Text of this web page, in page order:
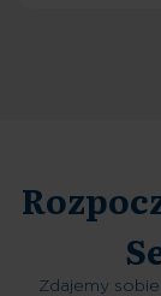
Zdajemy